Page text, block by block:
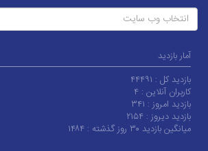
انتخاب وب سایت
آمار بازدید
بازدید کل : ۴۴۴۹۱
کاربران آنلاین : ۴
بازدید امروز : ۳۴۱
بازدید دیروز : ۲۱۵۴
میانگین بازدید ۳۰ روز گذشته :
۱۴۸۴